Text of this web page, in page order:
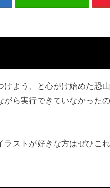
よう、と心がけ始めた恐山
ら実行できていなかった
ストが好きな方はぜひこ